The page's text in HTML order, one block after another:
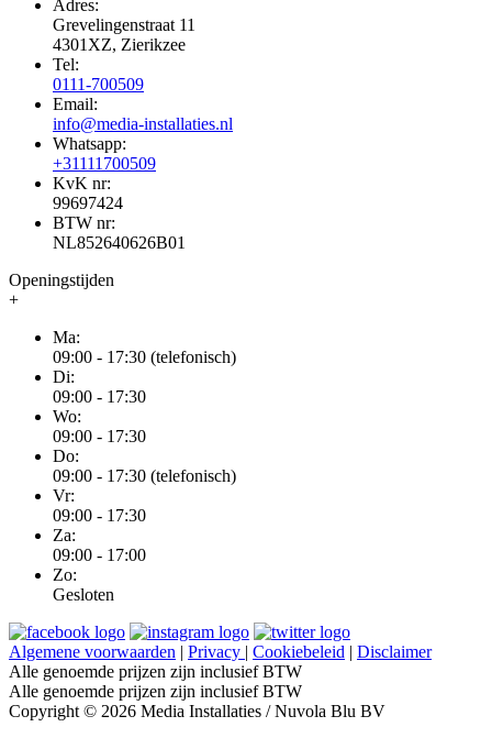
Adres:
Grevelingenstraat 11
4301XZ, Zierikzee
Tel:
0111-700509
Email:
info@media-installaties.nl
Whatsapp:
+31111700509
KvK nr:
99697424
BTW nr:
NL852640626B01
Openingstijden
+
Ma:
09:00 - 17:30 (telefonisch)
Di:
09:00 - 17:30
Wo:
09:00 - 17:30
Do:
09:00 - 17:30 (telefonisch)
Vr:
09:00 - 17:30
Za:
09:00 - 17:00
Zo:
Gesloten
Algemene voorwaarden | Privacy | Cookiebeleid | Disclaimer
Alle genoemde prijzen zijn inclusief BTW
Alle genoemde prijzen zijn inclusief BTW
Copyright © 2026 Media Installaties / Nuvola Blu BV